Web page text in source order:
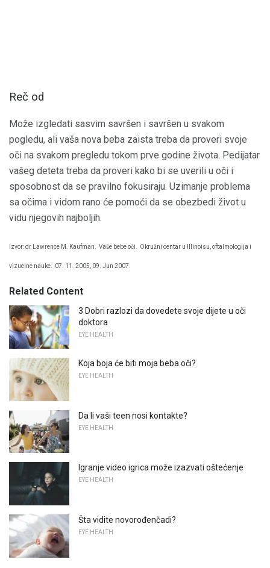
Reč od
Može izgledati sasvim savršen i savršen u svakom
pogledu, ali vaša nova beba zaista treba da proveri svoje
oči na svakom pregledu tokom prve godine života. Pedijatar
vašeg deteta treba da proveri kako bi se uverili u oči i
sposobnost da se pravilno fokusiraju. Uzimanje problema
sa očima i vidom rano će pomoći da se obezbedi život u
vidu njegovih najboljih.
Izvor: dr Lawrence M. Kaufman. Vaše bebe oči. Okružni centar u Illinoisu, oftalmologija i
vizuelne nauke. 07. 11. 2005, 09. Jun 2007.
Related Content
3 Dobri razlozi da dovedete svoje dijete u oči
doktora
EYE HEALTH
Koja boja će biti moja beba oči?
EYE HEALTH
Da li vaši teen nosi kontakte?
EYE HEALTH
Igranje video igrica može izazvati oštećenje
EYE HEALTH
Šta vidite novorođenčadi?
EYE HEALTH